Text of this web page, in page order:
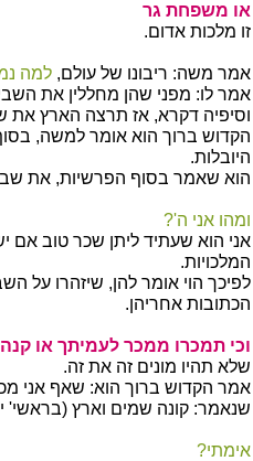
או משפחת גר
זו מלכות אדום.
אמר משה: ריבונו של עולם, למה
אמר לו: מפני שהן מחללין את
וסיפיה דקרא, אז תרצה הארץ
הקדוש ברוך הוא אומר למשה,
היובלות.
הוא שאמר בסוף הפרשיות, את
ומהו אני ה'?
אני הוא שעתיד ליתן שכר טוב אם
המלכויות.
לפיכך הוי אומר להן, שיזהרו על
הכתובות אחריהן.
וכי תמכרו ממכר לעמיתך או
שלא תהיו מונים זה את זה.
אמר הקדוש ברוך הוא: שאף אני
שנאמר: קונה שמים וארץ (בראשי'
אימתי?